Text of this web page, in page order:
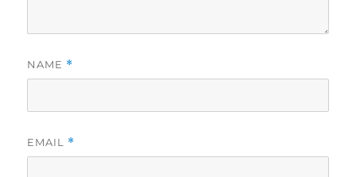
NAME *
EMAIL *